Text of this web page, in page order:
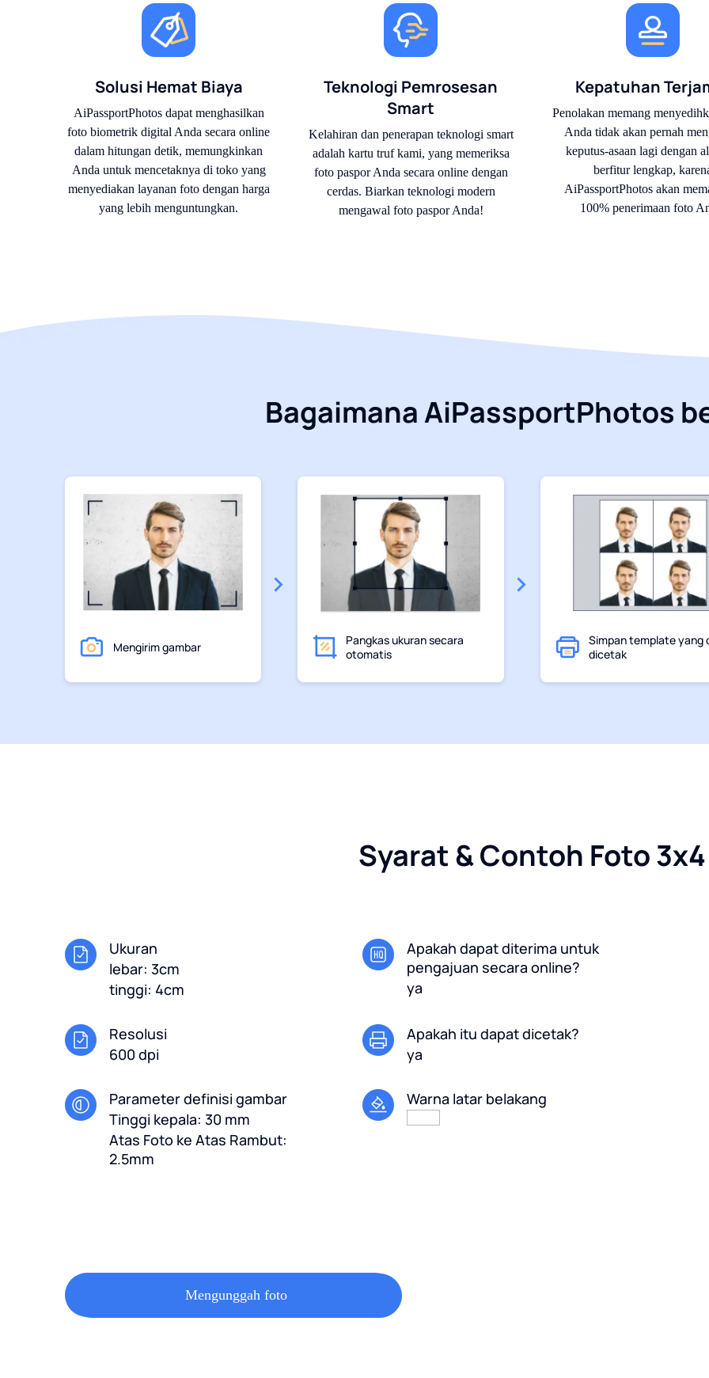
Solusi Hemat Biaya
AiPassportPhotos dapat menghasilkan
foto biometrik digital Anda secara online
dalam hitungan detik, memungkinkan
Anda untuk mencetaknya di toko yang
menyediakan layanan foto dengan harga
yang lebih menguntungkan.
Teknologi Pemrosesan
Smart
Kelahiran dan penerapan teknologi smart
adalah kartu truf kami, yang memeriksa
foto paspor Anda secara online dengan
cerdas. Biarkan teknologi modern
mengawal foto paspor Anda!
Kepatuhan
Penolakan memang
Anda tidak akan pernah
keputus-asaan lagi dengan
berfitur lengkap,
AiPassportPhotos akan
100% penerimaan foto
Bagaimana AiPassportPhotos
Mengirim gambar
Pangkas ukuran secara
otomatis
Simpan template yang
dicetak
Syarat & Contoh Foto 3x4
Ukuran
lebar: 3cm
tinggi: 4cm
Apakah dapat diterima untuk
pengajuan secara online?
ya
Resolusi
600 dpi
Apakah itu dapat dicetak?
ya
Parameter definisi gambar
Tinggi kepala: 30 mm
Atas Foto ke Atas Rambut:
2.5mm
Warna latar belakang
Mengunggah foto